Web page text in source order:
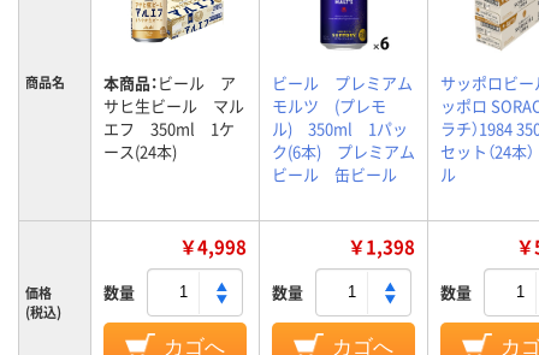
商品名 本商品：ビール ア
サヒ生ビール マル
エフ 350ml 1ケ
ース(24本)
ビール プレミアム
モルツ (プレモ
ル) 350ml 1パッ
ク(6本) プレミアム
ビール 缶ビール
サッポロビー
ッポロ
ラチ）1984
セット（24本
ル
価格
(税込)
￥4,998
数量
カゴへ
￥1,398
数量
カゴへ
数量
カ